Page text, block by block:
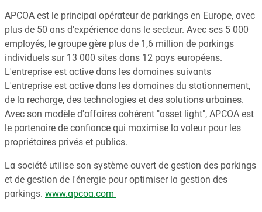
APCOA est le principal opérateur de parkings en Europe, avec
plus de 50 ans d'expérience dans le secteur. Avec ses 5 000
employés, le groupe gère plus de 1,6 million de parkings
individuels sur 13 000 sites dans 12 pays européens.
L'entreprise est active dans les domaines suivants
L'entreprise est active dans les domaines du stationnement,
de la recharge, des technologies et des solutions urbaines.
Avec son modèle d'affaires cohérent "asset light", APCOA est
le partenaire de confiance qui maximise la valeur pour les
propriétaires privés et publics.
La société utilise son système ouvert de gestion des parkings
et de gestion de l'énergie pour optimiser la gestion des
parkings. www.apcoa.com